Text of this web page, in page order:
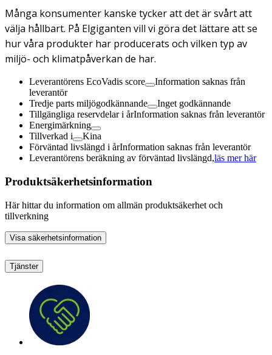
Många konsumenter kanske tycker att det är svårt att
välja hållbart. På Elgiganten vill vi göra det lättare att se
hur våra produkter har producerats och vilken typ av
miljö- och klimatpåverkan de har.
Leverantörens EcoVadis score
Information saknas från
leverantör
Tredje parts miljögodkännande
Inget godkännande
Tillgängliga reservdelar i årInformation saknas från leverantör
Energimärkning
Tillverkad i
Kina
Förväntad livslängd i årInformation saknas från leverantör
Leverantörens beräkning av förväntad livslängd,läs mer här
Produktsäkerhetsinformation
Här hittar du information om allmän produktsäkerhet och
tillverkning
Visa säkerhetsinformation
Tjänster